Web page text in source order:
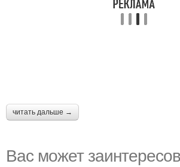
читать дальше →
Вас может